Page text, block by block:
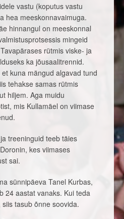
vastu (koputus vastu
hea meeskonnavaimuga.
hinnangul on meeskonnal
mingeid
rütmis viske- ja
ka jõusaalitrennid.
kuna mängud algavad tund
tehakse samas rütmis
hiljem. Aga muidu
mis Kullamäel on viimase
treeninguid teeb täies
kes viimases
sai.
sünnipäeva Tanel Kurbas,
24 aastat vanaks. Kui teda
tasub õnne soovida.